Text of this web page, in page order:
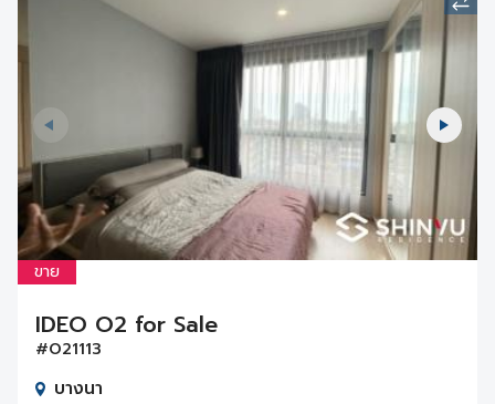
ขาย
IDEO O2 for Sale
#O21113
บางนา